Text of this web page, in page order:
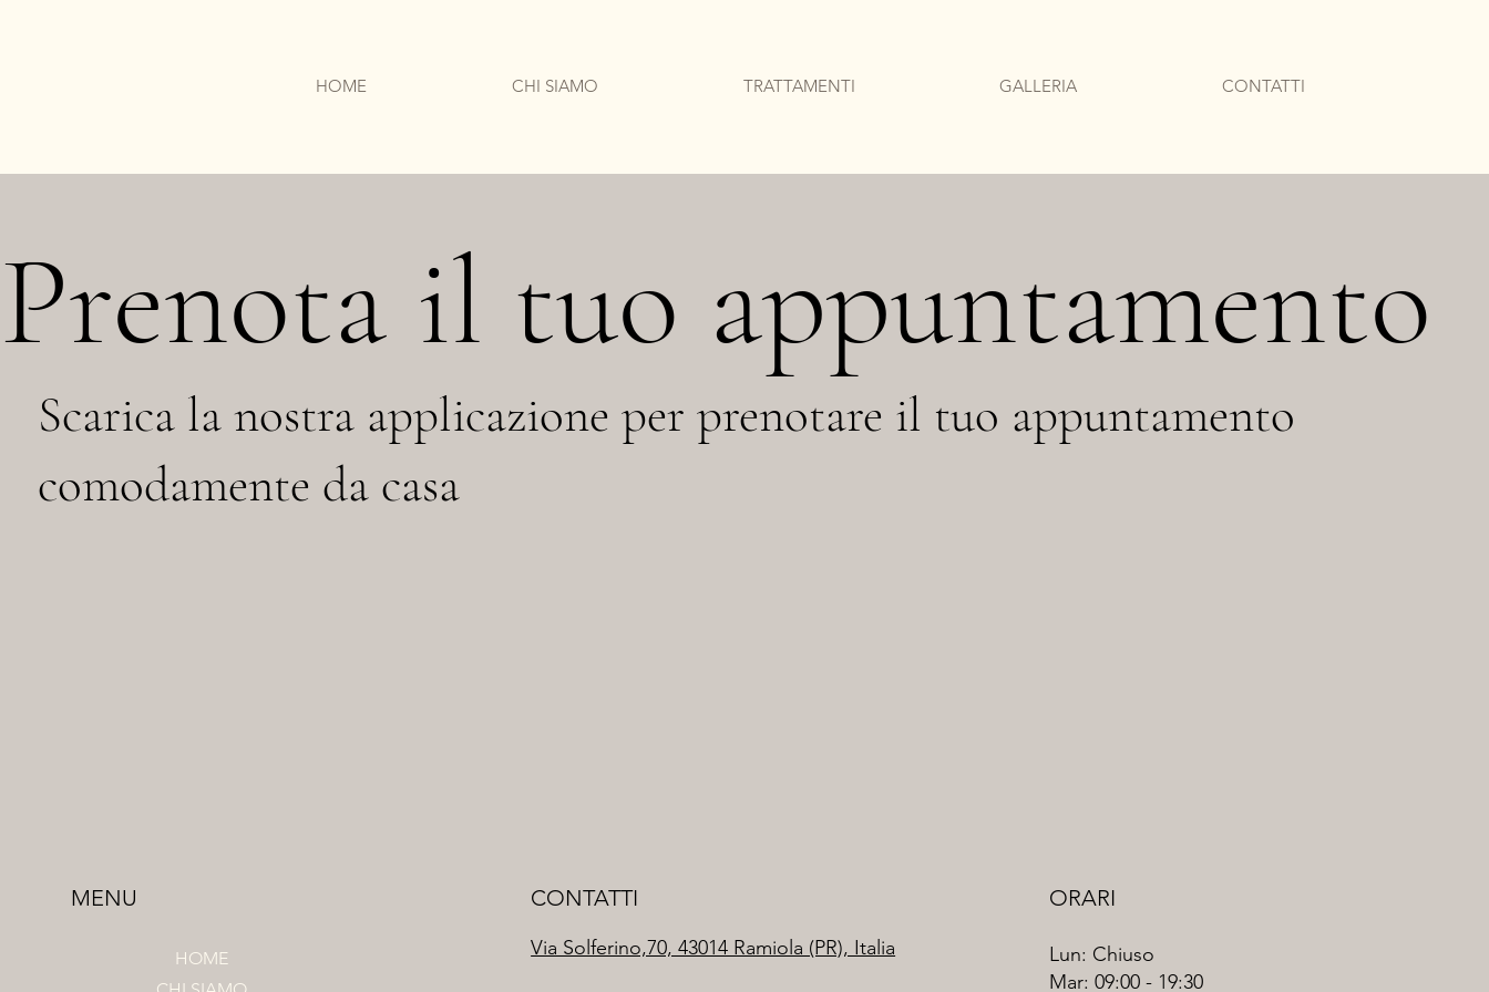
HOME CHI SIAMO TRATTAMENTI GALLERIA CONTATTI
Prenota il tuo appuntamento
Scarica la nostra applicazione per prenotare il tuo appuntamento
comodamente da casa
MENU
HOME
CONTATTI
Via Solferino,70, 43014 Ramiola (PR), Italia
ORARI
Lun: Chiuso
Mar: 09:00 - 19:30